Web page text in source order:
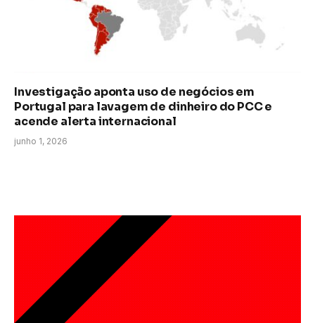
Investigação aponta uso de negócios em
Portugal para lavagem de dinheiro do PCC e
acende alerta internacional
junho 1, 2026